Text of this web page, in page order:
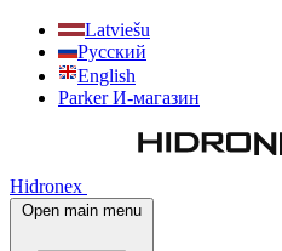
Latviešu
Русский
English
Parker И-магазин
Hidronex
Open main menu